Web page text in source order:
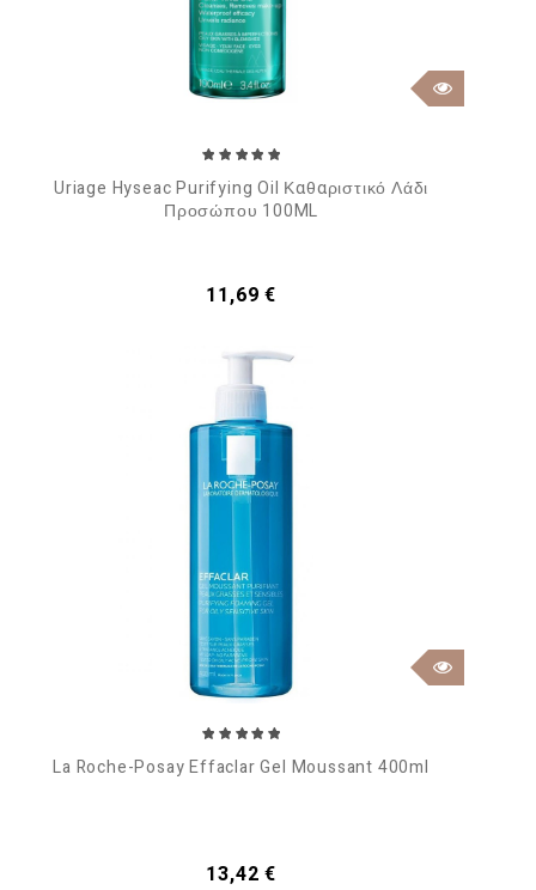
Uriage Hyseac Purifying Oil Καθαριστικό Λάδι
Προσώπου 100ML
Τιμή
11,69 €
La Roche-Posay Effaclar Gel Moussant 400ml
Τιμή
13,42 €